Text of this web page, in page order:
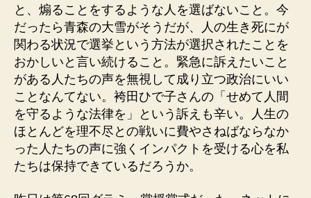
と、煽ることをするような人を選ばないこと。今
だったら青森の大雪がそうだが、人の生き死にが
関わる状況で選挙という方法が選択されたことを
おかしいと言い続けること。緊急に訴えたいこと
がある人たちの声を無視して成り立つ政治にいい
ことなんてない。袴田ひで子さんの「せめて人間
を守るような法律を」という訴えも辛い。人生の
ほとんどを理不尽との戦いに費やさねばならなか
った人たちの声に強くインパクトを受ける心を私
たちは保持できているだろうか。